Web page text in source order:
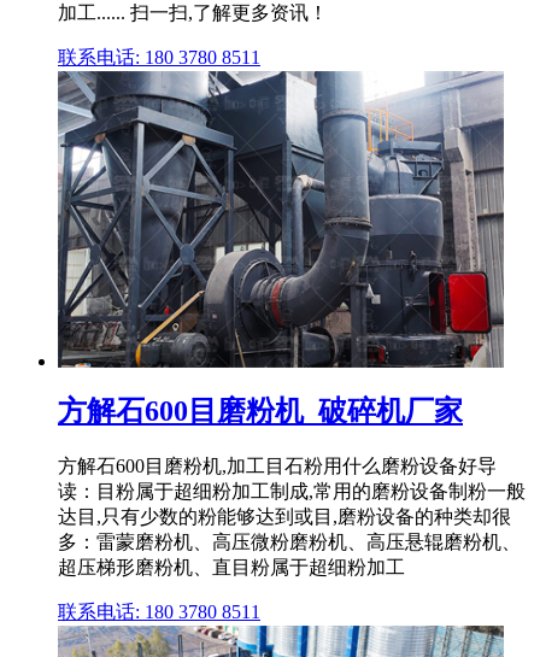
加工...... 扫一扫,了解更多资讯！
联系电话: 180 3780 8511
方解石600目磨粉机_破碎机厂家
方解石600目磨粉机,加工目石粉用什么磨粉设备好导
读：目粉属于超细粉加工制成,常用的磨粉设备制粉一般
达目,只有少数的粉能够达到或目,磨粉设备的种类却很
多：雷蒙磨粉机、高压微粉磨粉机、高压悬辊磨粉机、
超压梯形磨粉机、直目粉属于超细粉加工
联系电话: 180 3780 8511